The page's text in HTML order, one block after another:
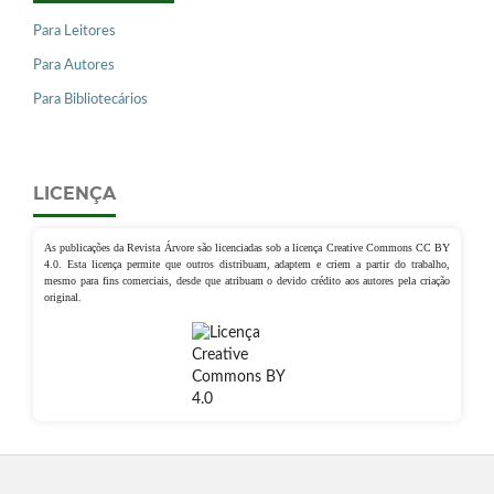
Para Leitores
Para Autores
Para Bibliotecários
LICENÇA
As publicações da Revista Árvore são licenciadas sob a licença Creative Commons CC BY
4.0. Esta licença permite que outros distribuam, adaptem e criem a partir do trabalho,
mesmo para fins comerciais, desde que atribuam o devido crédito aos autores pela criação
original.